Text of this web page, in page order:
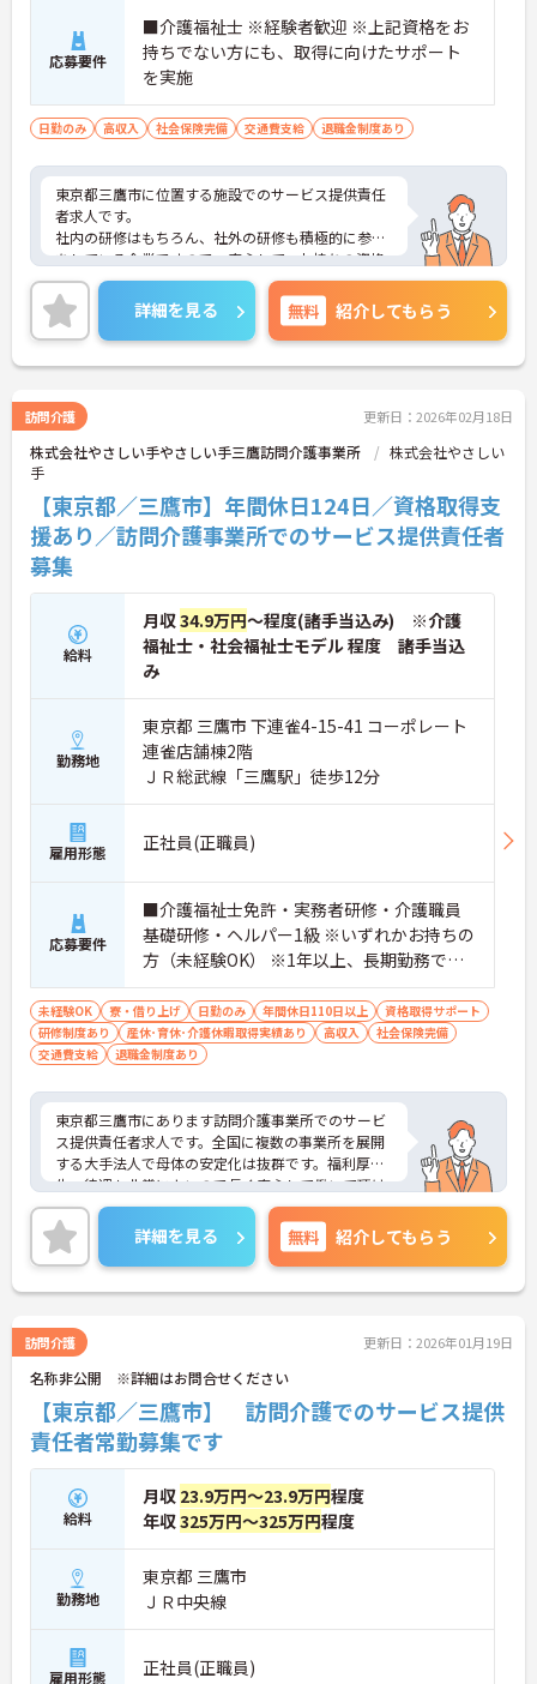
応募要件
■介護福祉士 ※経験者歓迎 ※上記資格をお
持ちでない方にも、取得に向けたサポート
を実施
日勤のみ 高収入 社会保険完備 交通費支給 退職金制度あり
東京都三鷹市に位置する施設でのサービス提供責任
者求人です。
社内の研修はもちろん、社外の研修も積極的に参加
をしている企業ですので、安心して、お持ちの資格
を活かしてご就業頂けます。
ご興味のある方はお気軽にお問い合わせ下さいま
せ。
詳細を見る 無料 紹介してもらう
訪問介護 更新日：2026年02月18日
株式会社やさしい手やさしい手三鷹訪問介護事業所
株式会社やさしい
手
【東京都／三鷹市】年間休日124日／資格取得支
援あり／訪問介護事業所でのサービス提供責任者
募集
給料
月収34.9万円～程度(諸手当込み) ※介護
福祉士・社会福祉士モデル 程度 諸手当込
み
勤務地
東京都 三鷹市 下連雀4-15-41 コーポレート
連雀店舗棟2階
ＪＲ総武線「三鷹駅」徒歩12分
雇用形態 正社員(正職員)
応募要件
■介護福祉士免許・実務者研修・介護職員
基礎研修・ヘルパー1級 ※いずれかお持ちの
方（未経験OK） ※1年以上、長期勤務でき
る方優遇 ※サ責経験のある方優遇
未経験OK 寮・借り上げ 日勤のみ 年間休日110日以上
資格取得サポート
研修制度あり
産休･育休･介護休暇取得実績あり 高収入
社会保険完備
交通費支給
退職金制度あり
東京都三鷹市にあります訪問介護事業所でのサービ
ス提供責任者求人です。全国に複数の事業所を展開
する大手法人で母体の安定化は抜群です。福利厚
生・待遇も非常によいので長く安心して働いて頂け
ます。チームワークがよく、業務の分担や役割がき
ちんとされておりますので、無駄な残業は無く、プ
ライベートとの両立もしやすい環境です。人事ロー
テーション制度により、訪問介護以外の業態にもチ
ャレンジすることが出でき、キャリアアップにもつ
合わせ下さい。
詳細を見る 無料 紹介してもらう
訪問介護 更新日：2026年01月19日
名称非公開 ※詳細はお問合せください
【東京都／三鷹市】 訪問介護でのサービス提供
責任者常勤募集です
給料
月収 23.9万円～23.9万円程度
年収325万円～325万円程度
勤務地
東京都 三鷹市
ＪＲ中央線
雇用形態 正社員(正職員)